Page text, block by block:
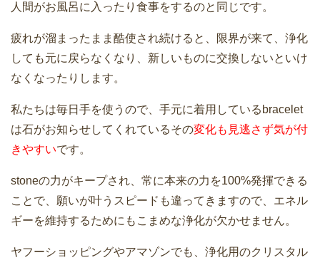
人間がお風呂に入ったり食事をするのと同じです。
疲れが溜まったまま酷使され続けると、限界が来て、浄化
しても元に戻らなくなり、新しいものに交換しないといけ
なくなったりします。
私たちは毎日手を使うので、手元に着用しているbracelet
は石がお知らせしてくれているその変化も見逃さず気が付
きやすいです。
stoneの力がキープされ、常に本来の力を100%発揮できる
ことで、願いが叶うスピードも違ってきますので、エネル
ギーを維持するためにもこまめな浄化が欠かせません。
ヤフーショッピングやアマゾンでも、浄化用のクリスタル